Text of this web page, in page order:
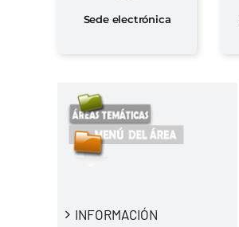
Sede electrónica
INFORMACIÓN